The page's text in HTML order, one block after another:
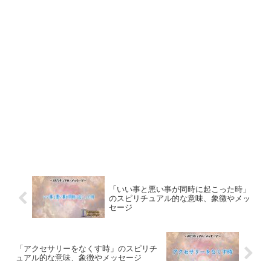
「いい事と悪い事が同時に起こった時」
のスピリチュアル的な意味、象徴やメッ
セージ
「アクセサリーをなくす時」のスピリチ
ュアル的な意味、象徴やメッセージ